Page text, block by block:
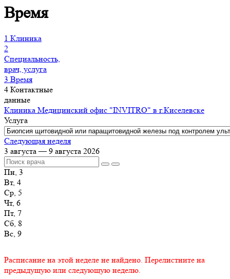
Время
1 Клиника
2
Специальность,
врач, услуга
3 Время
4 Контактные
данные
Клиника Медицинский офис "INVITRO" в г.Киселевске
Услуга
Следующая неделя
3 августа — 9 августа 2026
Пн, 3
Вт, 4
Ср, 5
Чт, 6
Пт, 7
Сб, 8
Вс, 9
Расписание на этой неделе не найдено. Перелистните на
предыдущую или следующую неделю.